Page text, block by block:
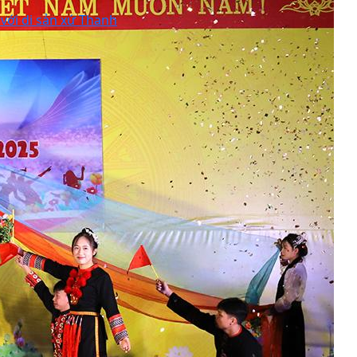
di sản xứ Thanh